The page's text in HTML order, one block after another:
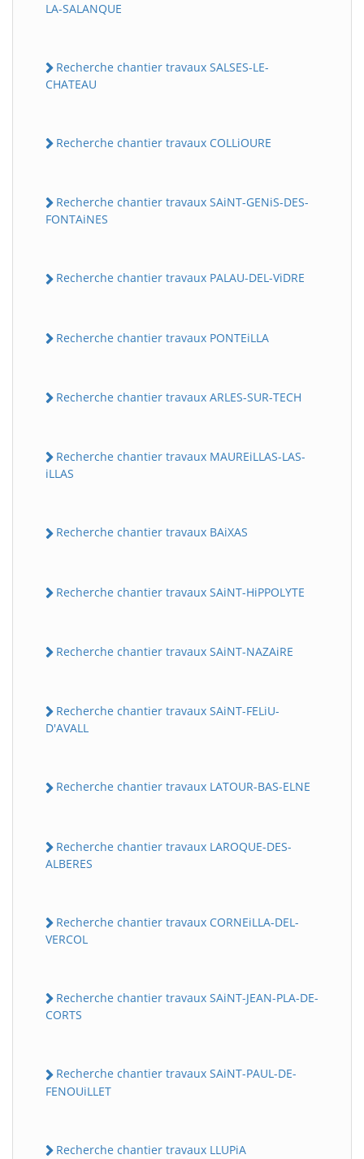
LA-SALANQUE
Recherche chantier travaux SALSES-LE-
CHATEAU
Recherche chantier travaux COLLiOURE
Recherche chantier travaux SAiNT-GENiS-DES-
FONTAiNES
Recherche chantier travaux PALAU-DEL-ViDRE
Recherche chantier travaux PONTEiLLA
Recherche chantier travaux ARLES-SUR-TECH
Recherche chantier travaux MAUREiLLAS-LAS-
iLLAS
Recherche chantier travaux BAiXAS
Recherche chantier travaux SAiNT-HiPPOLYTE
Recherche chantier travaux SAiNT-NAZAiRE
Recherche chantier travaux SAiNT-FELiU-
D'AVALL
Recherche chantier travaux LATOUR-BAS-ELNE
Recherche chantier travaux LAROQUE-DES-
ALBERES
Recherche chantier travaux CORNEiLLA-DEL-
VERCOL
Recherche chantier travaux SAiNT-JEAN-PLA-DE-
CORTS
Recherche chantier travaux SAiNT-PAUL-DE-
FENOUiLLET
Recherche chantier travaux LLUPiA